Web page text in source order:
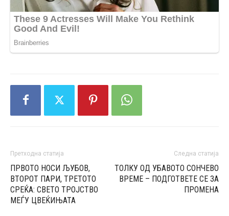
Претходна статија
ПРВОТО НОСИ ЉУБОВ,
ВТОРОТ ПАРИ, ТРЕТОТО
СРЕЌА: СВЕТО ТРОЈСТВО
МЕЃУ ЦВЕЌИЊАТА
Следна статија
ТОЛКУ ОД УБАВОТО СОНЧЕВО
ВРЕМЕ – ПОДГОТВЕТЕ СЕ ЗА
ПРОМЕНА